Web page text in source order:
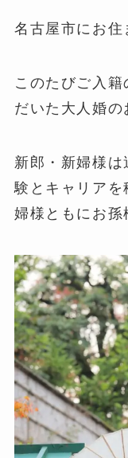
名古屋市にお住
このたびご入
だいた大人婚の
新郎・新婦様
験とキャリア
婦様ともにお孫